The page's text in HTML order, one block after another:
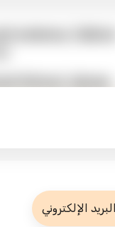
البريد الإلكتروني